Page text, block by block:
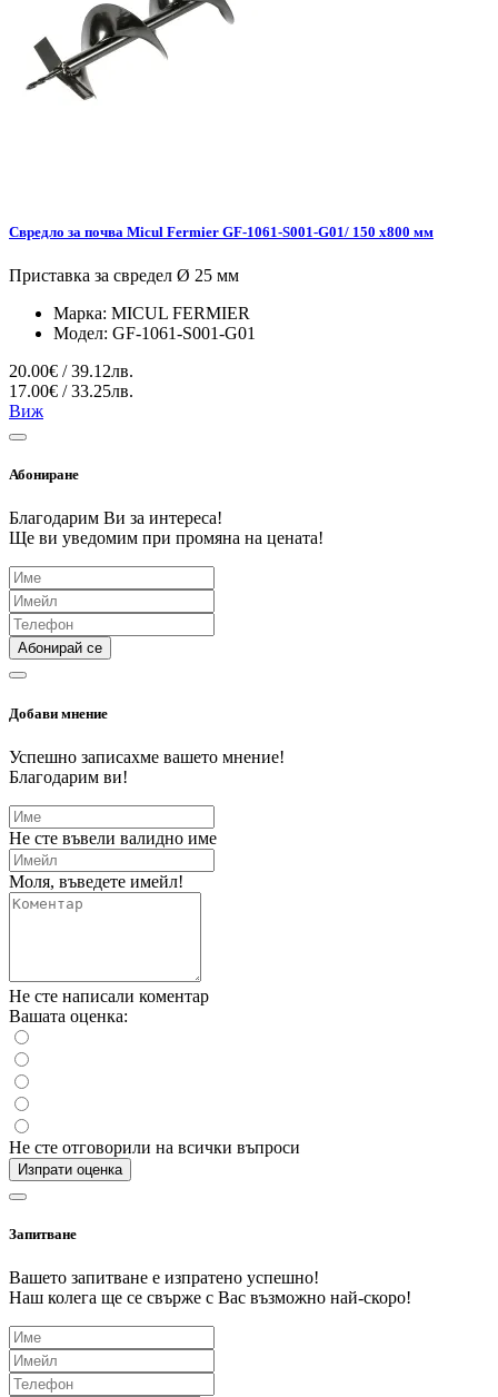
Свредло за почва Micul Fermier GF-1061-S001-G01/ 150 x800 мм
Приставка за свредел Ø 25 мм
Марка: MICUL FERMIER
Модел: GF-1061-S001-G01
20.00€ / 39.12лв.
17.00€ / 33.25лв.
Виж
Абониране
Благодарим Ви за интереса!
Ще ви уведомим при промяна на цената!
Абонирай се
Добави мнение
Успешно записахме вашето мнение!
Благодарим ви!
Не сте въвели валидно име
Моля, въведете имейл!
Не сте написали коментар
Вашата оценка:
Не сте отговорили на всички въпроси
Изпрати оценка
Запитване
Вашето запитване е изпратено успешно!
Наш колега ще се свърже с Вас възможно най-скоро!